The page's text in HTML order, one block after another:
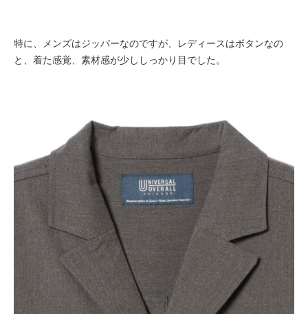
特に、メンズはジッパーなのですが、レディースはボタンなの
と、着た感覚、素材感が少ししっかり目でした。